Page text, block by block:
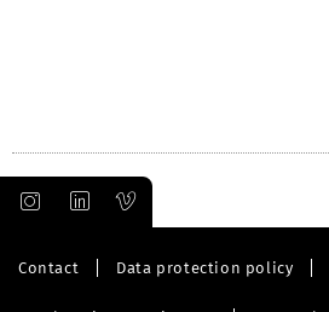
Contact Data protection policy